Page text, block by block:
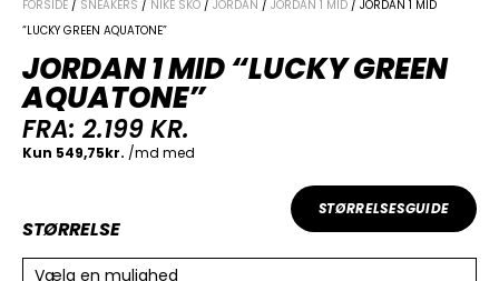
FORSIDE / SNEAKERS / NIKE SKO / JORDAN / JORDAN 1 MID / JORDAN 1 MID
“LUCKY GREEN AQUATONE”
JORDAN 1 MID “LUCKY GREEN
AQUATONE”
FRA: 2.199KR.
STØRRELSESGUIDE
STØRRELSE
Vælg en mulighed